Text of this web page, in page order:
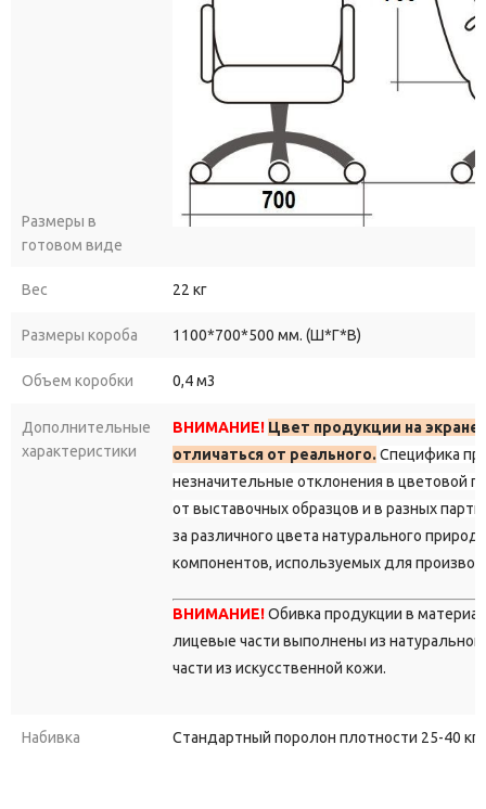
Размеры в
готовом виде
Вес 22 кг
Размеры короба 1100*700*500 мм. (Ш*Г*В)
Объем коробки 0,4 м3
Дополнительные
характеристики
ВНИМАНИЕ! Цвет продукции на
отличаться от реального. Специфика
незначительные отклонения в цветовой
от выставочных образцов и в разных
за различного цвета натурального
компонентов, используемых для
ВНИМАНИЕ!Обивка продукции в
лицевые части выполнены из
части из искусственной кожи.
Набивка Стандартный поролон плотности 25-40